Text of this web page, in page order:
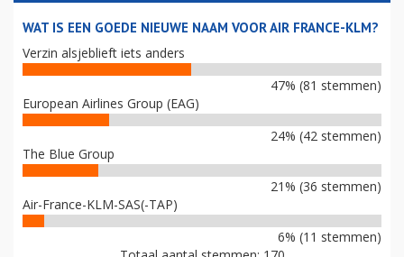
WAT IS EEN GOEDE NIEUWE NAAM VOOR AIR FRANCE-KLM?
Verzin alsjeblieft iets anders
47% (81 stemmen)
European Airlines Group (EAG)
24% (42 stemmen)
The Blue Group
21% (36 stemmen)
Air-France-KLM-SAS(-TAP)
6% (11 stemmen)